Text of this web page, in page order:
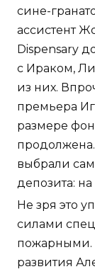
сине-
ассистент
Dispensary
с Ираком,
из них.
премьера
размере
выбрали
депозита:
Не зря это
силами
пожарными.
развития